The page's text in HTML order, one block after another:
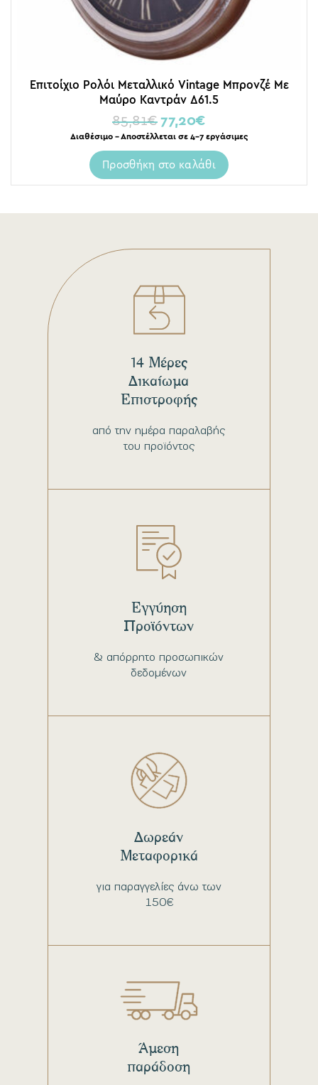
Επιτοίχιο Ρολόι Μεταλλικό Vintage Μπρονζέ Με
Μαύρο Καντράν Δ61.5
85,81€ 77,20€
Διαθέσιμο – Αποστέλλεται σε 4-7 εργάσιμες
Προσθήκη στο καλάθι
από την ημέρα παραλαβής
του προϊόντος
14 Μέρες
Δικαίωμα
Επιστροφής
& απόρρητο προσωπικών
δεδομένων
Εγγύηση
Προϊόντων
για παραγγελίες άνω των
150€
Δωρεάν
Μεταφορικά
Άμεση
παράδοση